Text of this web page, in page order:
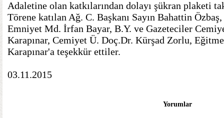
Adaletine olan katkılarından dolayı şükran plaketi
Törene katılan Ağ. C. Başkanı Sayın Bahattin
Emniyet Md. İrfan Bayar, B.Y. ve Gazeteciler
Karapınar, Cemiyet Ü. Doç.Dr. Kürşad Zorlu,
Karapınar'a teşekkür ettiler.
03.11.2015
Yorumlar